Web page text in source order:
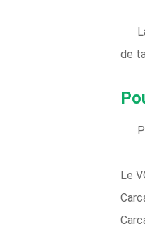
de
Le